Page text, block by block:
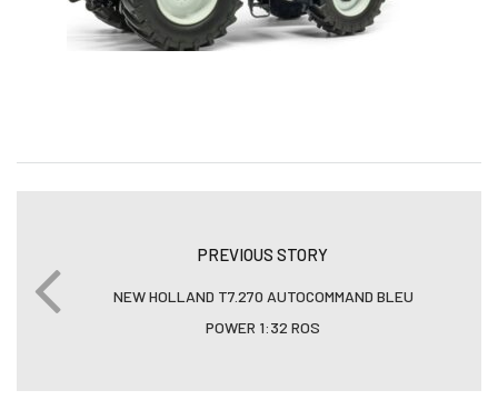
PREVIOUS STORY
NEW HOLLAND T7.270 AUTOCOMMAND BLEU
POWER 1:32 ROS